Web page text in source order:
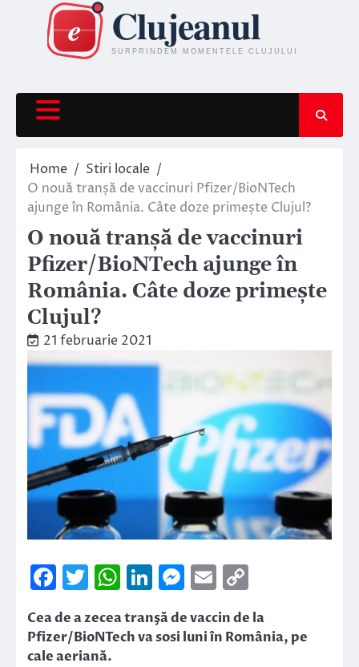
content
Home
Stiri locale
O nouă tranșă de vaccinuri Pfizer/BioNTech
ajunge în România. Câte doze primește Clujul?
O nouă tranșă de vaccinuri
Pfizer/BioNTech ajunge în
România. Câte doze primește
Clujul?
21 februarie 2021
Facebook
Twitter
WhatsApp
LinkedIn
Messenger
Email
Link
Cea de a zecea tranşă de vaccin de la
Pfizer/BioNTech va sosi luni în România, pe
cale aeriană.